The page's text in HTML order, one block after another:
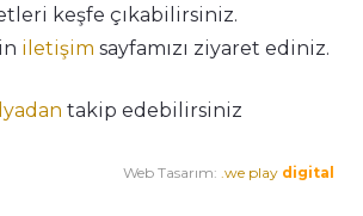
keşfe çıkabilirsiniz.
iletişim sayfamızı ziyaret ediniz.
takip edebilirsiniz
Web Tasarım: .we play digital